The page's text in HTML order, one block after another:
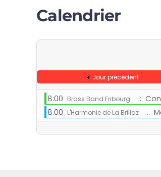
Calendrier
Jour précédent
8:00 Brass Band Fribourg
::
8:00 L'Harmonie de La Brillaz ::